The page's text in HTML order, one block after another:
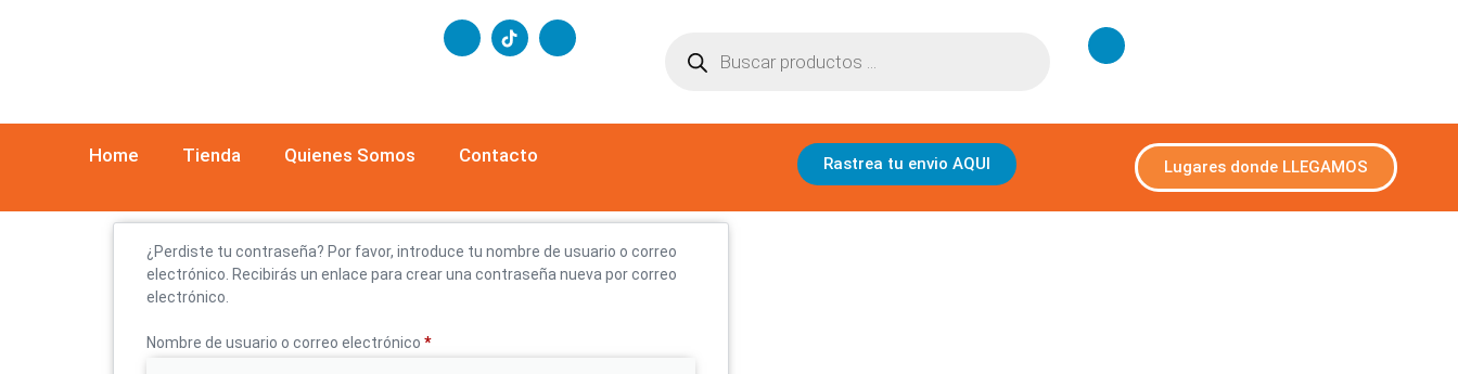
Home Tienda Quienes Somos Contacto Rastrea tu envio AQUI Lugares donde LLEGAMOS
¿Perdiste tu contraseña? Por favor, introduce tu nombre de usuario o correo
electrónico. Recibirás un enlace para crear una contraseña nueva por correo
electrónico.
Nombre de usuario o correo electrónico*